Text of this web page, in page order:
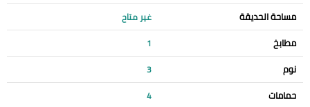
مساحة الحديقة غير متاح
مطابخ 1
نوم 3
حمامات 4